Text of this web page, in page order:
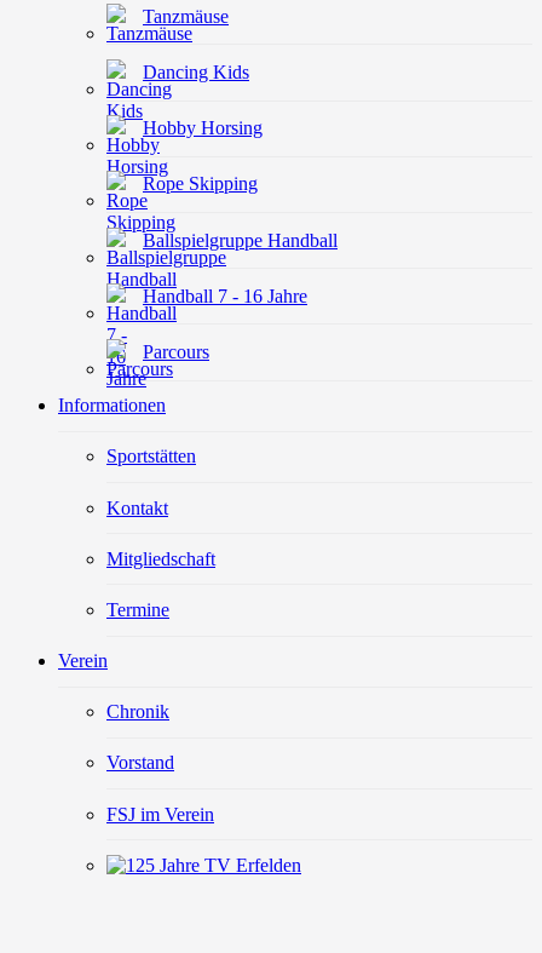
Tanzmäuse
Dancing Kids
Hobby Horsing
Rope Skipping
Ballspielgruppe Handball
Handball 7 - 16 Jahre
Parcours
Informationen
Sportstätten
Kontakt
Mitgliedschaft
Termine
Verein
Chronik
Vorstand
FSJ im Verein